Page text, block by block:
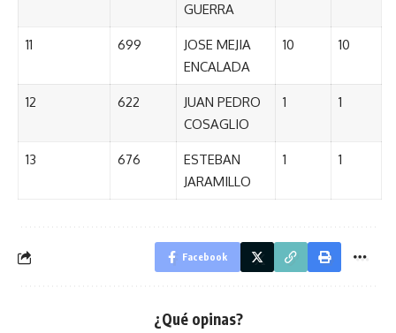
GUERRA
11 699
JOSE MEJIA
ENCALADA
10 10
12 622
JUAN PEDRO
COSAGLIO
1 1
13 676
ESTEBAN
JARAMILLO
1 1
Facebook
¿Qué opinas?